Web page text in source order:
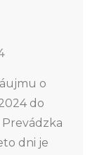
o
do
Prevádzka
dni je